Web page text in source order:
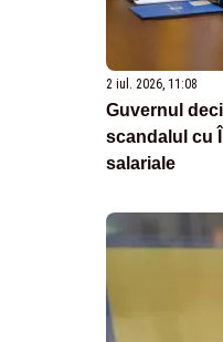
2 iul. 2026, 11:08
Guvernul
scandalul cu
salariale